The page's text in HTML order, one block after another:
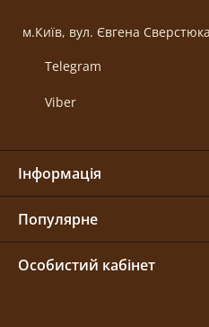
м.Київ, вул. Євгена
Telegram
Viber
Інформація
Популярне
Особистий кабінет